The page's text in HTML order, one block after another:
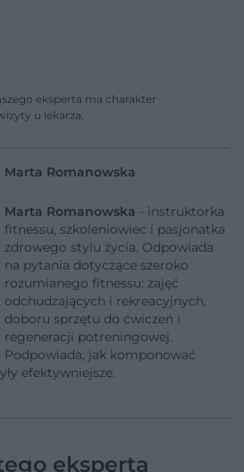
eksperta ma charakter
u lekarza.
Marta Romanowska
Marta Romanowska - instruktorka
fitnessu, szkoleniowiec i pasjonatka
zdrowego stylu życia. Odpowiada
na pytania dotyczące szeroko
rozumianego fitnessu: zajęć
odchudzających i rekreacyjnych,
doboru sprzętu do ćwiczeń i
regeneracji potreningowej.
Podpowiada, jak komponować
efektywniejsze.
eksperta